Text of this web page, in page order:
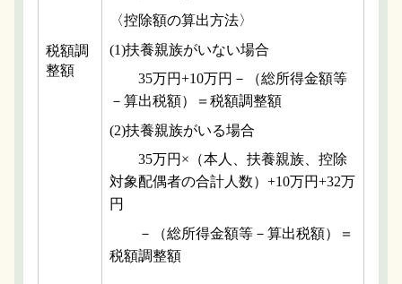
税額調
整額
〈控除額の算出方法〉
(1)扶養親族がいない場合
35万円+10万円－（総所得金額等
－算出税額）＝税額調整額
(2)扶養親族がいる場合
35万円×（本人、扶養親族、控除
対象配偶者の合計人数）+10万円+32万
円
－（総所得金額等－算出税額）＝
税額調整額